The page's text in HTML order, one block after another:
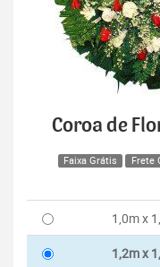
Coroa de
Faixa Grátis Frete
1,0m x
1,2m x